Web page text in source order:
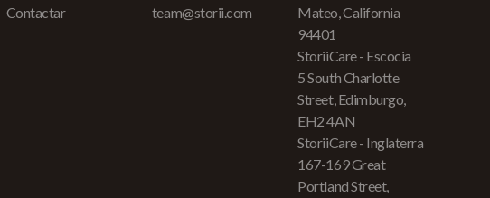
Contactar
team@storii.com
Mateo, California
94401
StoriiCare - Escocia
5 South Charlotte
Street, Edimburgo,
EH2 4AN
StoriiCare - Inglaterra
167-169 Great
Portland Street,